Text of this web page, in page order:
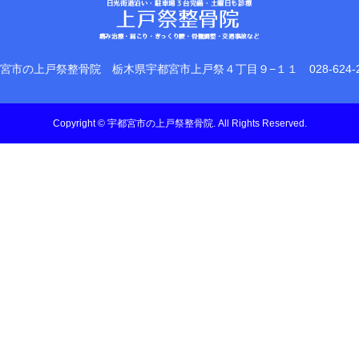
市の上戸祭整骨院 栃木県宇都宮市上戸祭４丁目９−１１ 028-624-
Copyright© 宇都宮市の上戸祭整骨院. All Rights Reserved.